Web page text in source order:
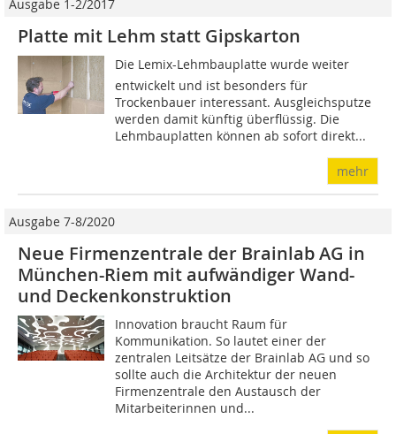
Ausgabe 1-2/2017
Platte mit Lehm statt Gipskarton
Die Lemix-Lehmbauplatte wurde weiter
entwickelt und ist besonders für
Trockenbauer interessant. Ausgleichsputze
werden damit künftig überflüssig. Die
Lehmbauplatten können ab sofort direkt...
mehr
Ausgabe 7-8/2020
Neue Firmenzentrale der Brainlab AG in
München-Riem mit aufwändiger Wand-
und Decken­­­­­konstruktion
Innovation braucht Raum für
Kommunikation. So lautet einer der
zentralen Leitsätze der Brainlab AG und so
sollte auch die Architektur der neuen
Firmenzentrale den Austausch der
Mitarbeiterinnen und...